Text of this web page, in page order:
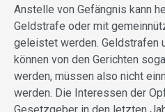
Anstelle von Gefängnis kann
Geldstrafe oder mit
geleistet werden. Geldstrafen
können von den Gerichten
werden, müssen also nicht
werden. Die Interessen der